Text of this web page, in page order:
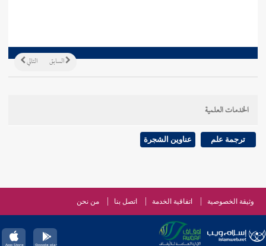
التالي السابق
الخدمات العلمية
ترجمة علم عناوين الشجرة
وثيقة الخصوصية اتفاقية الخدمة اتصل بنا من نحن